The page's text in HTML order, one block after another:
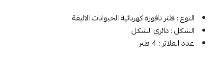
النوع : فلتر نافورة كهربائية الحيوانات الاليفة
الشكل : دائري الشكل
عدد الفلاتر : 4 فلتر